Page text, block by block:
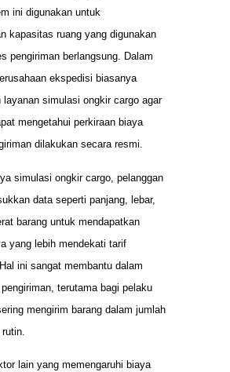
ini digunakan untuk
kapasitas ruang yang digunakan
pengiriman berlangsung. Dalam
ekspedisi biasanya
layanan simulasi ongkir cargo agar
mengetahui perkiraan biaya
dilakukan secara resmi.
simulasi ongkir cargo, pelanggan
data seperti panjang, lebar,
barang untuk mendapatkan
yang lebih mendekati tarif
ini sangat membantu dalam
terutama bagi pelaku
mengirim barang dalam jumlah
lain yang memengaruhi biaya